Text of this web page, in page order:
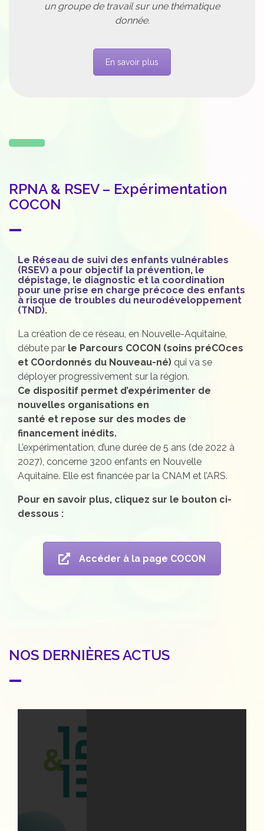
un groupe de travail sur une thématique
donnée.
En savoir plus
RPNA & RSEV – Expérimentation
COCON
—
Le Réseau de suivi des enfants vulnérables
(RSEV) a pour objectif la prévention, le
dépistage, le diagnostic et la coordination
pour une prise en charge précoce des enfants
à risque de troubles du neurodéveloppement
(TND).
La création de ce réseau, en Nouvelle-Aquitaine,
débute par le Parcours COCON (soins préCOces
et COordonnés du Nouveau-né) qui va se
déployer progressivement sur la région.
Ce dispositif permet d’expérimenter de
nouvelles organisations en
santé et repose sur des modes de
financement inédits.
L’expérimentation, d’une durée de 5 ans (de 2022 à
2027), concerne 3200 enfants en Nouvelle
Aquitaine. Elle est financée par la CNAM et l’ARS.
Pour en savoir plus, cliquez sur le bouton ci-
dessous :
Accéder à la page COCON
NOS DERNIÈRES ACTUS
—